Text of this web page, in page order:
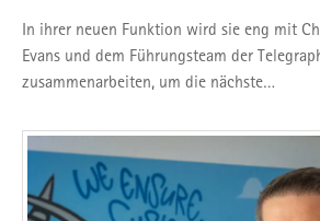
In ihrer neuen Funktion wird sie eng mit
Evans und dem Führungsteam der
zusammenarbeiten, um die nächste…